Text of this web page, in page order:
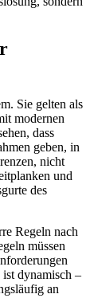
Sie gelten als
modernen
dass
geben, in
nicht
und
des
Regeln nach
müssen
dynamisch –
an